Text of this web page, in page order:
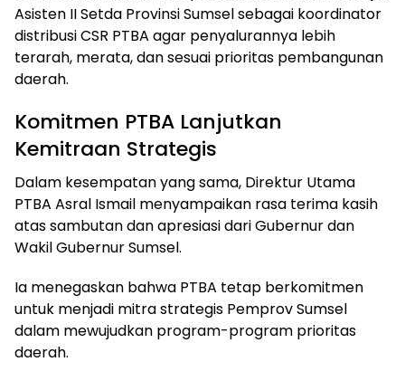
Asisten II Setda Provinsi Sumsel sebagai koordinator
distribusi CSR PTBA agar penyalurannya lebih
terarah, merata, dan sesuai prioritas pembangunan
daerah.
Komitmen PTBA Lanjutkan
Kemitraan Strategis
Dalam kesempatan yang sama, Direktur Utama
PTBA Asral Ismail menyampaikan rasa terima kasih
atas sambutan dan apresiasi dari Gubernur dan
Wakil Gubernur Sumsel.
Ia menegaskan bahwa PTBA tetap berkomitmen
untuk menjadi mitra strategis Pemprov Sumsel
dalam mewujudkan program-program prioritas
daerah.